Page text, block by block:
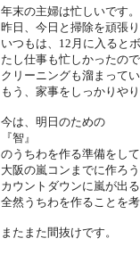
年末の主婦は忙しいです。
昨日、今日と掃除を頑張り
いつもは、12月に入ると
たし仕事も忙しかったの
クリーニングも溜まって
もう、家事をしっかりやり
今は、明日のための
『智』
のうちわを作る準備をして
大阪の嵐コンまでに作ろ
カウントダウンに嵐が出
全然うちわを作ることを
またまた間抜けです。